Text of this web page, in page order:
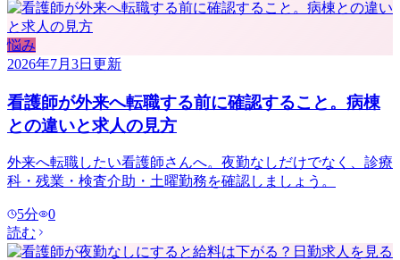
悩み
2026年7月3日 更新
看護師が外来へ転職する前に確認すること。病棟
との違いと求人の見方
外来へ転職したい看護師さんへ。夜勤なしだけでなく、診療
科・残業・検査介助・土曜勤務を確認しましょう。
5分
0
読む